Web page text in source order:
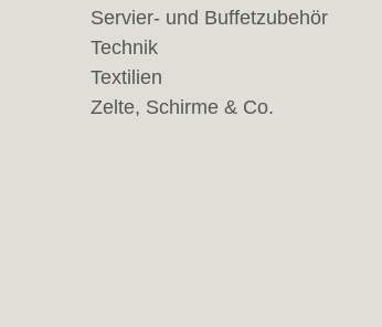
Servier- und Buffetzubehör
Technik
Textilien
Zelte, Schirme & Co.